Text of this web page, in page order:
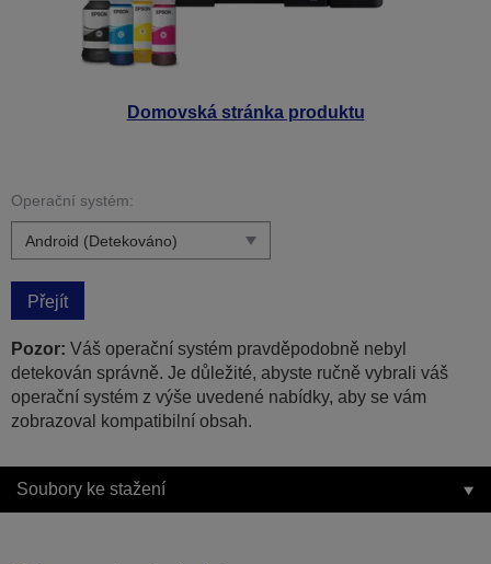
Domovská stránka produktu
Operační systém:
Přejít
Pozor: Váš operační systém pravděpodobně nebyl
detekován správně. Je důležité, abyste ručně vybrali váš
operační systém z výše uvedené nabídky, aby se vám
zobrazoval kompatibilní obsah.
Soubory ke stažení